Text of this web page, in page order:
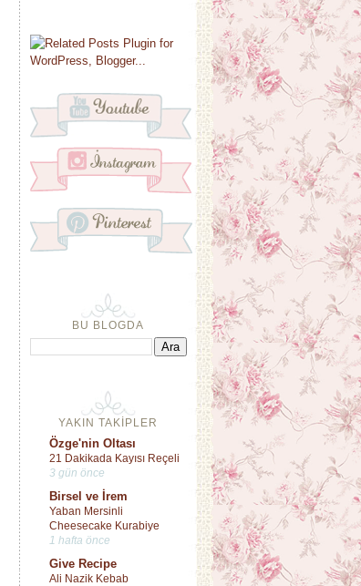
BU BLOGDA
YAKIN TAKİPLER
Özge'nin Oltası
21 Dakikada Kayısı Reçeli
3 gün önce
Birsel ve İrem
Yaban Mersinli
Cheesecake Kurabiye
1 hafta önce
Give Recipe
Ali Nazik Kebab